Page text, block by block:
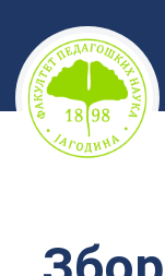
Скочи
на
садржај